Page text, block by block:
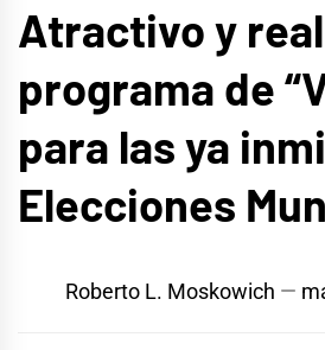
Atractivo y
programa de
para las ya
Elecciones
Roberto L. Moskowich